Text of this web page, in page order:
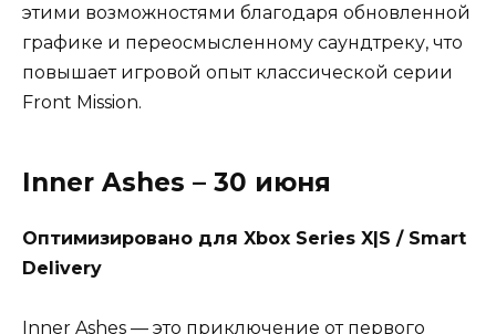
этими возможностями благодаря обновленной
графике и переосмысленному саундтреку, что
повышает игровой опыт классической серии
Front Mission.
Inner Ashes – 30 июня
Оптимизировано для Xbox Series X|S / Smart
Delivery
Inner Ashes — это приключение от первого